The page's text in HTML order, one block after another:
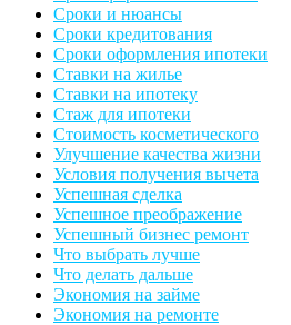
Сроки и нюансы
Сроки кредитования
Сроки оформления ипотеки
Ставки на жилье
Ставки на ипотеку
Стаж для ипотеки
Стоимость косметического
Улучшение качества жизни
Условия получения вычета
Успешная сделка
Успешное преображение
Успешный бизнес ремонт
Что выбрать лучше
Что делать дальше
Экономия на займе
Экономия на ремонте